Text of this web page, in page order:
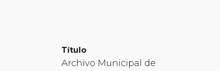
Título
Archivo Municipal de